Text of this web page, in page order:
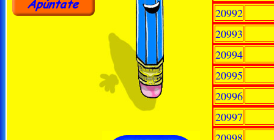
20992
20993
20994
20995
20996
20997